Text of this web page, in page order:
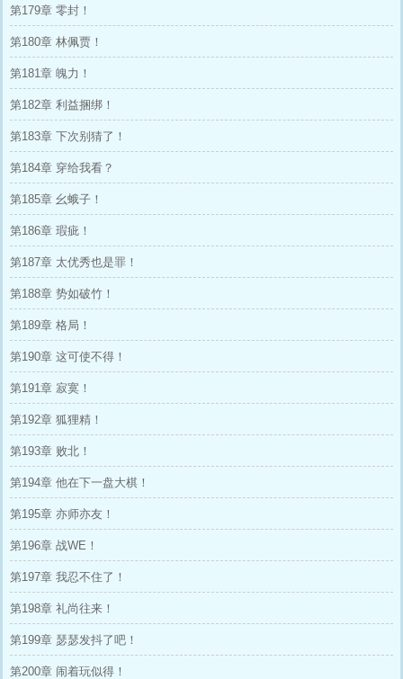
第179章 零封！
第180章 林佩贾！
第181章 魄力！
第182章 利益捆绑！
第183章 下次别猜了！
第184章 穿给我看？
第185章 幺蛾子！
第186章 瑕疵！
第187章 太优秀也是罪！
第188章 势如破竹！
第189章 格局！
第190章 这可使不得！
第191章 寂寞！
第192章 狐狸精！
第193章 败北！
第194章 他在下一盘大棋！
第195章 亦师亦友！
第196章 战WE！
第197章 我忍不住了！
第198章 礼尚往来！
第199章 瑟瑟发抖了吧！
第200章 闹着玩似得！